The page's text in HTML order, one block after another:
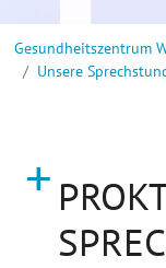
Gesundheitszentrum
Unsere